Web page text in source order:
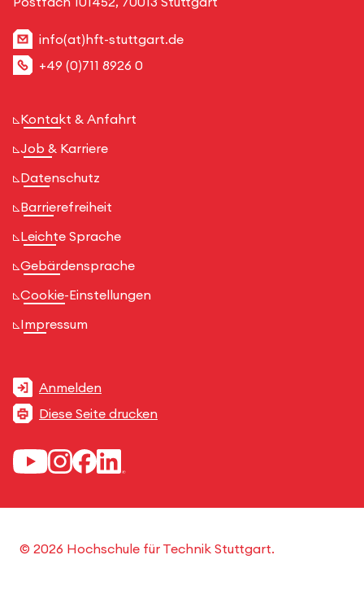
info(at)hft-stuttgart.de
+49 (0)711 8926 0
Kontakt & Anfahrt
Job & Karriere
Datenschutz
Barrierefreiheit
Leichte Sprache
Gebärdensprache
Cookie-Einstellungen
Impressum
Anmelden
Diese Seite drucken
© 2026 Hochschule für Technik Stuttgart.